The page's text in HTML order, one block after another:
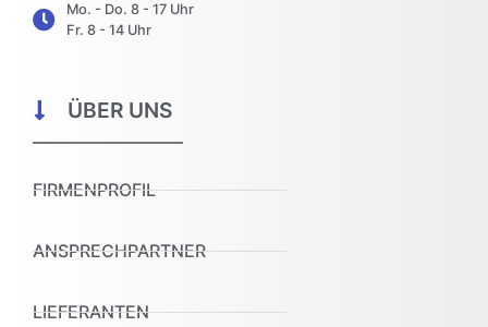
Mo. - Do. 8 - 17 Uhr
Fr. 8 - 14 Uhr
ÜBER UNS
FIRMENPROFIL
ANSPRECHPARTNER
LIEFERANTEN